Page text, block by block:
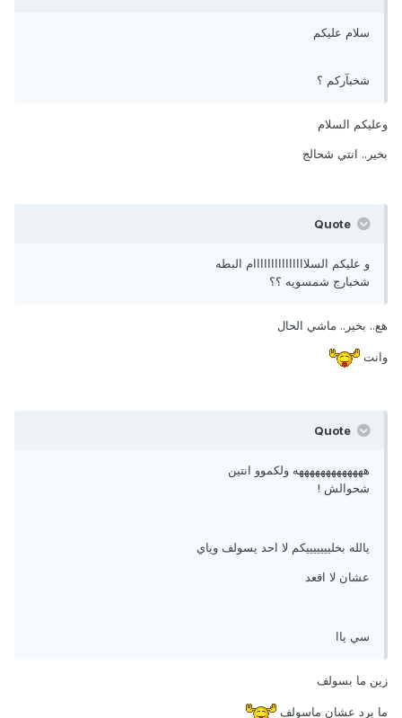
سلام عليكم
شخبآركم ؟
وعليكم السلام
بخير.. انتي شحالج
و عليكم السلااااااااااااااام البطه
شخبارج شمسويه ؟؟
هع.. بخير.. ماشي الحال
وانت
هههههههههههههه ولكموو انتين
شحوالش !
يالله بخليييييييكم لا احد يسولف وياي
عشان لا اقعد
سي ياا
زين ما بسولف
ما برد عشان ماسولف